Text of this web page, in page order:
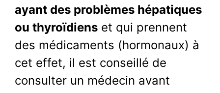
ayant des problèmes hépatiques
ou thyroïdiens et qui prennent
des médicaments (hormonaux) à
cet effet, il est conseillé de
consulter un médecin avant